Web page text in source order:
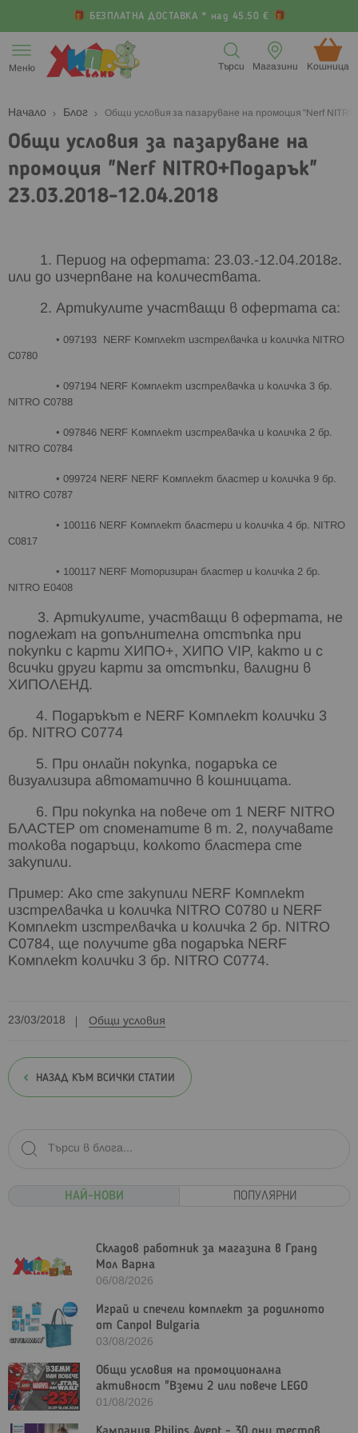
БЕЗПЛАТНА ДОСТАВКА * над 45.50 €
към
съдържанието
Меню Кошница (
Магазини
Търси
Начало Блог Общи условия за пазаруване на промоция "Nerf
Общи условия за пазаруване на
промоция "Nerf NITRO+Подарък"
23.03.2018-12.04.2018
1. Период на офертата: 23.03.-12.04.2018г.
или до изчерпване на количествата.
2. Артикулите участващи в офертата са:
• 097193 NERF Комплект изстрелвачка и количка NITRO
C0780
• 097194 NERF Комплект изстрелвачка и количка 3 бр.
NITRO C0788
• 097846 NERF Комплект изстрелвачка и количка 2 бр.
NITRO C0784
• 099724 NERF NERF Комплект бластер и количка 9 бр.
NITRO C0787
• 100116 NERF Комплект бластери и количка 4 бр. NITRO
C0817
• 100117 NERF Моторизиран бластер и количка 2 бр.
NITRO E0408
3. Артикулите, участващи в офертата, не
подлежат на допълнителна отстъпка при
покупки с карти ХИПО+, ХИПО VIP, както и с
всички други карти за отстъпки, валидни в
ХИПОЛЕНД.
4. Подаръкът е NERF Комплект колички 3
бр. NITRO C0774
5. При онлайн покупка, подаръка се
визуализира автоматично в кошницата.
6. При покупка на повече от 1 NERF NITRO
БЛАСТЕР от споменатите в т. 2, получавате
толкова подаръци, колкото бластера сте
закупили.
Пример: Ако сте закупили NERF Комплект
изстрелвачка и количка NITRO C0780 и NERF
Комплект изстрелвачка и количка 2 бр. NITRO
C0784, ще получите два подаръка NERF
Комплект колички 3 бр. NITRO C0774.
23/03/2018 Общи условия
НАЗАД КЪМ ВСИЧКИ СТАТИИ
НАЙ-НОВИ
Складов работник за магазина в Гранд
Мол Варна
06/08/2026
Играй и спечели комплект за родилното
от Canpol Bulgaria
03/08/2026
Общи условия на промоционална
активност "Вземи 2 или повече LEGO
Marvel и/или LEGO Star Wars с - 23%"
01/08/2026
ПОПУЛЯРНИ